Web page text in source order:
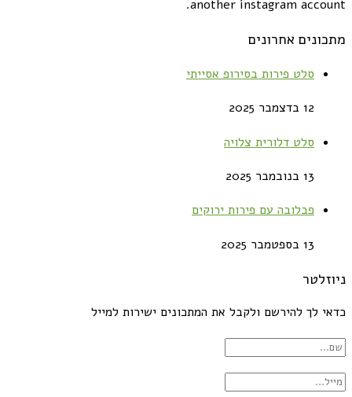
another instagram account.
מתכונים אחרונים
סלט פירות בסירופ אסייתי
12 בדצמבר 2025
סלט דלורית צלויה
13 בנובמבר 2025
פבלובה עם פירות ירוקים
13 בספטמבר 2025
ניוזלטר
כדאי לך להירשם ולקבל את המתכונים ישירות למייל